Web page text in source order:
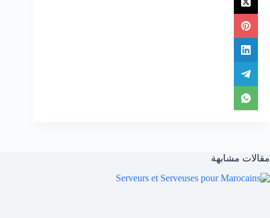
مقالات مشابهة